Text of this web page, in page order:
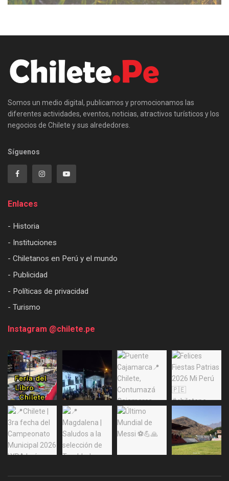
Somos un medio digital, publicamos y promocionamos las
diferentes actividades, eventos, noticias, atractivos turísticos y los
negocios de Chilete y sus alrededores.
Síguenos
Enlaces
- Historia
- Instituciones
- Chiletanos en Perú y el mundo
- Publicidad
- Políticas de privacidad
- Turismo
Instagram @chilete.pe